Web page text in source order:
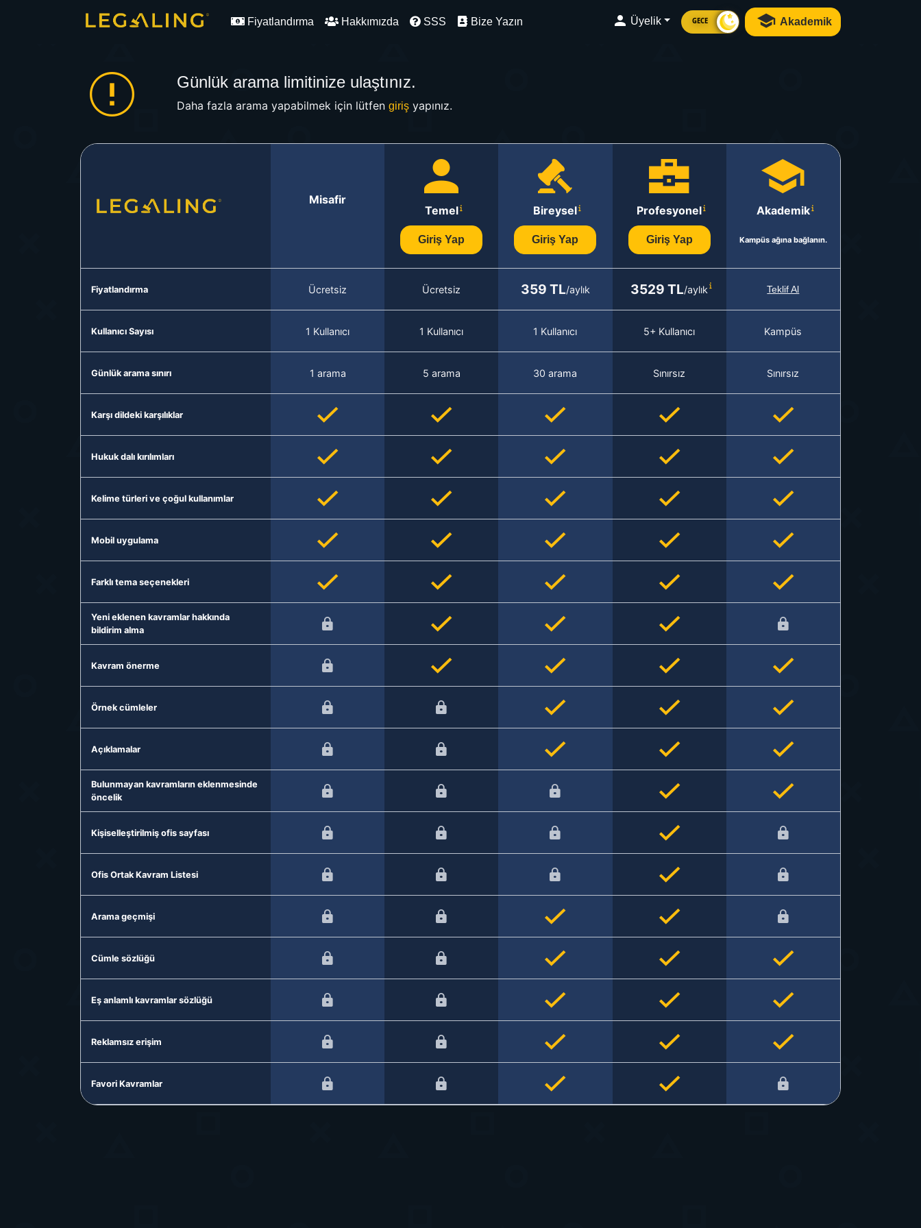
Fiyatlandırma Hakkımızda SSS Bize Yazın Üyelik GECE Akademik
Günlük arama limitinize ulaştınız.
Daha fazla arama yapabilmek için lütfen girişyapınız.
Misafir
Temel
Giriş Yap
Bireysel
Giriş Yap
Profesyonel
Giriş Yap
Akademik
Kampüs ağına bağlanın.
Fiyatlandırma Ücretsiz Ücretsiz 359 TL/aylık 3529 TL/aylık Teklif Al
Kullanıcı Sayısı 1 Kullanıcı 1 Kullanıcı 1 Kullanıcı 5+ Kullanıcı Kampüs
Günlük arama sınırı 1 arama 5 arama 30 arama Sınırsız Sınırsız
Karşı dildeki karşılıklar
Hukuk dalı kırılımları
Kelime türleri ve çoğul kullanımlar
Mobil uygulama
Farklı tema seçenekleri
Yeni eklenen kavramlar hakkında
bildirim alma
Kavram önerme
Örnek cümleler
Açıklamalar
Bulunmayan kavramların eklenmesinde
öncelik
Kişiselleştirilmiş ofis sayfası
Ofis Ortak Kavram Listesi
Arama geçmişi
Cümle sözlüğü
Eş anlamlı kavramlar sözlüğü
Reklamsız erişim
Favori Kavramlar